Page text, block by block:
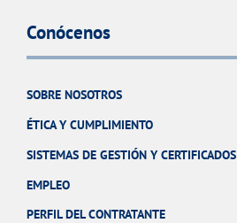
Conócenos
SOBRE NOSOTROS
ÉTICA Y CUMPLIMIENTO
SISTEMAS DE GESTIÓN Y CERTIFICADOS
EMPLEO
PERFIL DEL CONTRATANTE